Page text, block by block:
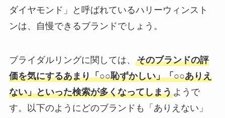
ダイヤモンド」と呼ばれているハリーウィンスト
ンは、自慢できるブランドでしょう。
ブライダルリングに関しては、 そのブランドの評
価を気にするあまり「○○恥ずかしい」「○○ありえ
ない」といった検索が多くなってしまうようで
す。以下のようにどのブランドも「ありえない」